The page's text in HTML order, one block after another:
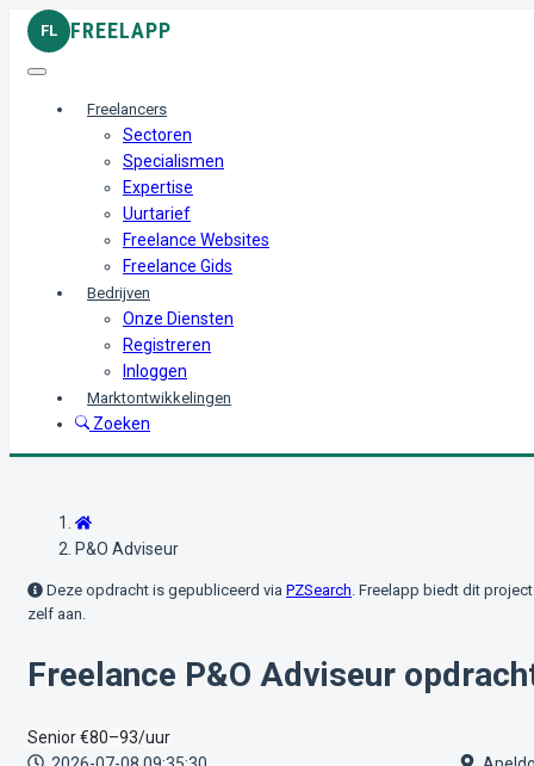
FL FREELAPP
Freelancers
Sectoren
Specialismen
Expertise
Uurtarief
Freelance Websites
Freelance Gids
Bedrijven
Onze Diensten
Registreren
Inloggen
Marktontwikkelingen
Zoeken
P&O Adviseur
Deze opdracht is gepubliceerd via PZSearch. Freelapp biedt dit
zelf aan.
Freelance P&O Adviseur
Senior€80–93/uur